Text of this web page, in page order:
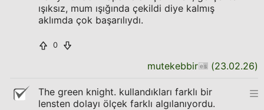
ışıksız, mum ışığında çekildi diye kalmış
aklımda çok başarılıydı.
0
mutekebbir (23.02.26)
The green knight. kullandıkları farklı bir
lensten dolayı ölçek farklı algılanıyordu.